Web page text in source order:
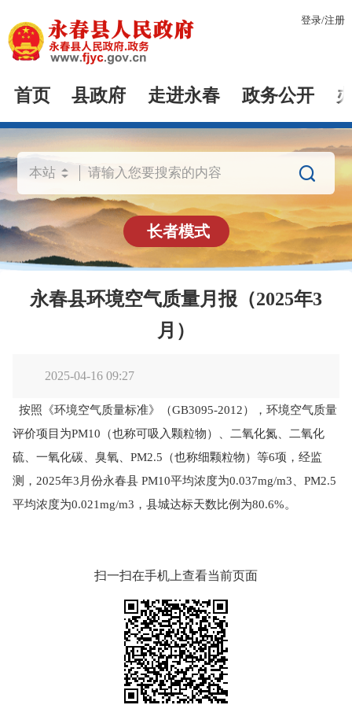
登录/注册
首页 县政府 走进永春 政务公开

长者模式
永春县环境空气质量月报（2025年3
月）
2025-04-16 09:27
按照《环境空气质量标准》（GB3095-2012），环境空气质量
评价项目为PM10（也称可吸入颗粒物）、二氧化氮、二氧化
硫、一氧化碳、臭氧、PM2.5（也称细颗粒物）等6项，经监
测，2025年3月份永春县 PM10平均浓度为0.037mg/m3、PM2.5
平均浓度为0.021mg/m3，县城达标天数比例为80.6%。
扫一扫在手机上查看当前页面